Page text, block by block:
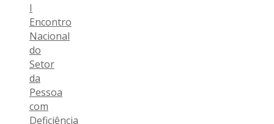
I
Encontro
Nacional
do
Setor
da
Pessoa
com
Deficiência